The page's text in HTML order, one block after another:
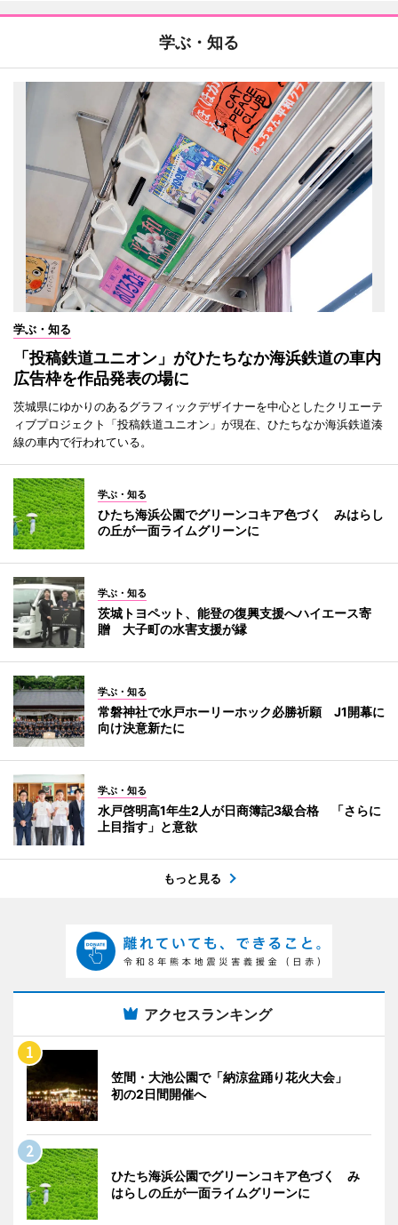
学ぶ・知る
学ぶ・知る
「投稿鉄道ユニオン」がひたちなか海浜鉄道の車内
広告枠を作品発表の場に
茨城県にゆかりのあるグラフィックデザイナーを中心としたクリエーテ
ィブプロジェクト「投稿鉄道ユニオン」が現在、ひたちなか海浜鉄道湊
線の車内で行われている。
学ぶ・知る
ひたち海浜公園でグリーンコキア色づく みはらし
の丘が一面ライムグリーンに
学ぶ・知る
茨城トヨペット、能登の復興支援へハイエース寄
贈 大子町の水害支援が縁
学ぶ・知る
常磐神社で水戸ホーリーホック必勝祈願 J1開幕に
向け決意新たに
学ぶ・知る
水戸啓明高1年生2人が日商簿記3級合格 「さらに
上目指す」と意欲
もっと見る
アクセスランキング
笠間・大池公園で「納涼盆踊り花火大会」
初の2日間開催へ
ひたち海浜公園でグリーンコキア色づく み
はらしの丘が一面ライムグリーンに